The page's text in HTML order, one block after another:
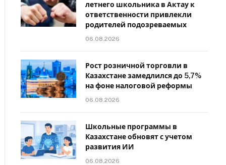
летнего школьника в Актау к
ответственности привлекли
родителей подозреваемых
06.08.2026
Рост розничной торговли в
Казахстане замедлился до 5,7%
на фоне налоговой реформы
06.08.2026
Школьные программы в
Казахстане обновят с учетом
развития ИИ
06.08.2026